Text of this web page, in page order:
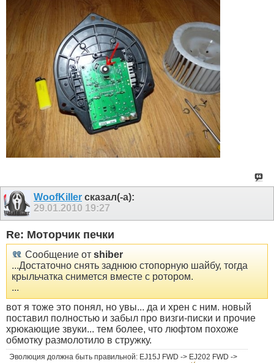
WoofKiller сказал(-а):
29.01.2010 19:27
Re: Моторчик печки
Сообщение от shiber
...Достаточно снять заднюю стопорную шайбу, тогда
крыльчатка снимется вместе с ротором.
...
вот я тоже это понял, но увы... да и хрен с ним. новый
поставил полностью и забыл про визги-писки и прочие
хрюкающие звуки... тем более, что люфтом похоже
обмотку размолотило в стружку.
Эволюция должна быть правильной: EJ15J FWD -> EJ202 FWD ->